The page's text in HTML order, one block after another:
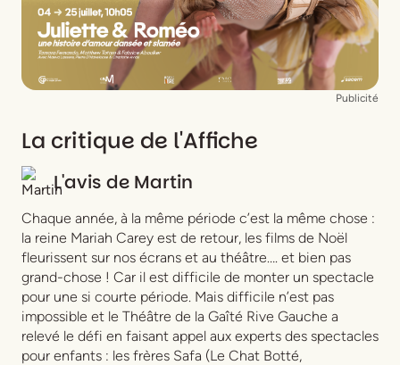
Décors :Mélusine Mayance
Décors vidéos :Harold Simon
Maquillage : Nicolas Cueffassisté deSolène
Publicité
La critique de l'Affiche
L'avis de Martin
Chaque année, à la même période c’est la même chose :
la reine Mariah Carey est de retour, les films de Noël
fleurissent sur nos écrans et au théâtre…. et bien pas
grand-chose ! Car il est difficile de monter un spectacle
pour une si courte période. Mais difficile n’est pas
impossible et le Théâtre de la Gaîté Rive Gauche a
relevé le défi en faisant appel aux experts des spectacles
pour enfants : les frères Safa (Le Chat Botté,